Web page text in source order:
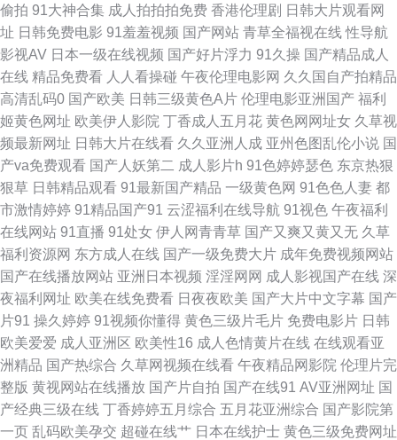
大香蕉青青超 美女叼嘿网站 无码a级视频 久久品精人 91豆花网页在线看 成
人网免费视频 老司机福利久久视频 五月天青青草成人在线 91视频综合 国内
精品tp天堂 日日操极品视觉盛宴 91黑丝足交在线观看 后入黑丝秘书 四虎剧
院永久 91丝袜视频网站 久艹在线视频 婷婷色五月一区 91极品福利 国产滴
91页 欧美日韩精品专区 91福利合集系列 国产二区精品视频 日韩最新黄色网
址 91福利导航青青草 变态国产香蕉伊人网 老司机91福利在线 亚洲黄色精品
网站 麻豆日B在线视频 91n免费看导航 俺去也五月天 久久一区丝袜制服 五
月天五码 91视频免费在线观看 国产精品在线1 日本成人人妻在线 91色情综
合在线 精品丰满熟妇人妻一区 先锋资源人妻 91视频官网 久草黄色网 婷婷五
月天自拍 91蝌蚪九色porn 国产91黑丝 日韩免看一级a 91同城福利版 麻豆成
偷拍 91大神合集 成人拍拍拍免费 香港伦理剧 日韩大片观看网
址 日韩免费电影 91羞羞视频 国产网站 青草全福视在线 性导航
影视AV 日本一级在线视频 国产好片浮力 91久操 国产精品成人
在线 精品免费看 人人看操碰 午夜伦理电影网 久久国自产拍精品
高清乱码0 国产欧美 日韩三级黄色A片 伦理电影亚洲国产 福利
姬黄色网址 欧美伊人影院 丁香成人五月花 黄色网网址女 久草视
频最新网址 日韩大片在线看 久久亚洲人成 亚州色图乱伦小说 国
产va免费观看 国产人妖第二 成人影片h 91色婷婷瑟色 东京热狠
狠草 日韩精品观看 91最新国产精品 一级黄色网 91色色人妻 都
市激情婷婷 91精品国产91 云涩福利在线导航 91视色 午夜福利
在线网站 91直播 91处女 伊人网青青草 国产又爽又黄又无 久草
福利资源网 东方成人在线 国产一级免费大片 成年免费视频网站
国产在线播放网站 亚洲日本视频 淫淫网网 成人影视国产在线 深
夜福利网址 欧美在线免费看 日夜夜欧美 国产大片中文字幕 国产
片91 操久婷婷 91视频你懂得 黄色三级片毛片 免费电影片 日韩
欧美爱爱 成人亚洲区 欧美性16 成人色情黄片在线 在线观看亚
洲精品 国产热综合 久草网视频在线看 午夜精品网影院 伦理片完
整版 黄视网站在线播放 国产片自拍 国产在线91 AV亚洲网址 国
产经典三级在线 丁香婷婷五月综合 五月花亚洲综合 国产影院第
一页 乱码欧美孕交 超碰在线艹 日本在线护士 黄色三级免费网址